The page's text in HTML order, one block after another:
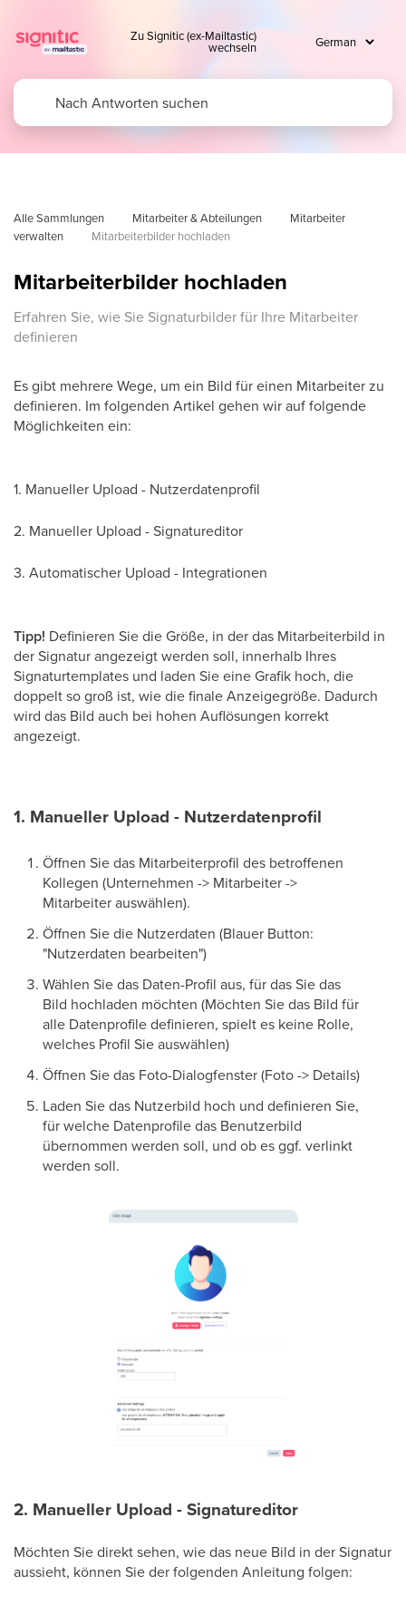
Zu Signitic (ex-Mailtastic)
wechseln
Alle Sammlungen Mitarbeiter & Abteilungen
Mitarbeiter
verwalten
Mitarbeiterbilder hochladen
Mitarbeiterbilder hochladen
Erfahren Sie, wie Sie Signaturbilder für Ihre Mitarbeiter
definieren
Es gibt mehrere Wege, um ein Bild für einen Mitarbeiter zu
definieren. Im folgenden Artikel gehen wir auf folgende
Möglichkeiten ein:
1. Manueller Upload - Nutzerdatenprofil
2. Manueller Upload - Signatureditor
3. Automatischer Upload - Integrationen
Tipp! Definieren Sie die Größe, in der das Mitarbeiterbild in
der Signatur angezeigt werden soll, innerhalb Ihres
Signaturtemplates und laden Sie eine Grafik hoch, die
doppelt so groß ist, wie die finale Anzeigegröße. Dadurch
wird das Bild auch bei hohen Auflösungen korrekt
angezeigt.
1. Manueller Upload - Nutzerdatenprofil
Öffnen Sie das Mitarbeiterprofil des betroffenen
Kollegen (Unternehmen -> Mitarbeiter ->
Mitarbeiter auswählen).
Öffnen Sie die Nutzerdaten (Blauer Button:
"Nutzerdaten bearbeiten")
Wählen Sie das Daten-Profil aus, für das Sie das
Bild hochladen möchten (Möchten Sie das Bild für
alle Datenprofile definieren, spielt es keine Rolle,
welches Profil Sie auswählen)
Öffnen Sie das Foto-Dialogfenster (Foto -> Details)
Laden Sie das Nutzerbild hoch und definieren Sie,
für welche Datenprofile das Benutzerbild
übernommen werden soll, und ob es ggf. verlinkt
werden soll.
2. Manueller Upload - Signatureditor
Möchten Sie direkt sehen, wie das neue Bild in der Signatur
aussieht, können Sie der folgenden Anleitung folgen: